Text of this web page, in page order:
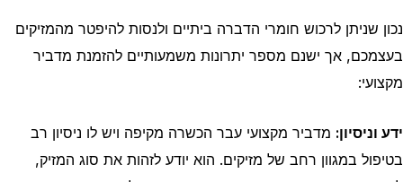
נכון שניתן לרכוש חומרי הדברה ביתיים ולנסות להיפטר מהמזיקים
בעצמכם, אך ישנם מספר יתרונות משמעותיים להזמנת מדביר
מקצועי:
ידע וניסיון: מדביר מקצועי עבר הכשרה מקיפה ויש לו ניסיון רב
בטיפול במגוון רחב של מזיקים. הוא יודע לזהות את סוג המזיק,